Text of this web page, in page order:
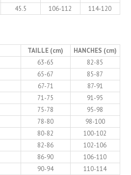
45.5 106-112 114-120
TAILLE (cm)
HANCHES (cm)
63-65
82-85
65-67
85-87
67-71
87-91
71-75
91-95
75-78
95-98
78-80
98-100
80-82
100-102
82-86
102-106
86-90
106-110
90-94 110-114